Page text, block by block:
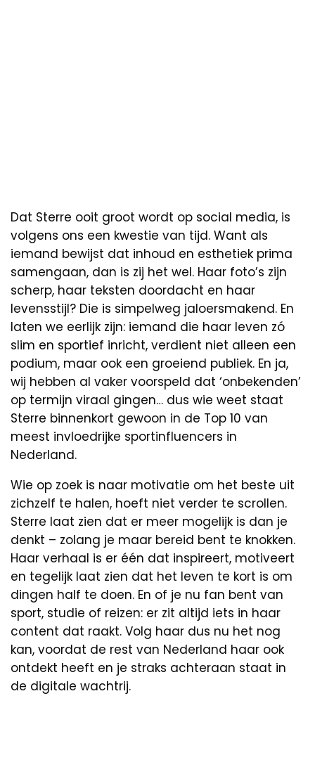
Dat Sterre ooit groot wordt op social media, is
volgens ons een kwestie van tijd. Want als
iemand bewijst dat inhoud en esthetiek prima
samengaan, dan is zij het wel. Haar foto’s zijn
scherp, haar teksten doordacht en haar
levensstijl? Die is simpelweg jaloersmakend. En
laten we eerlijk zijn: iemand die haar leven zó
slim en sportief inricht, verdient niet alleen een
podium, maar ook een groeiend publiek. En ja,
wij hebben al vaker voorspeld dat ‘onbekenden’
op termijn viraal gingen… dus wie weet staat
Sterre binnenkort gewoon in de Top 10 van
meest invloedrijke sportinfluencers in
Nederland.
Wie op zoek is naar motivatie om het beste uit
zichzelf te halen, hoeft niet verder te scrollen.
Sterre laat zien dat er meer mogelijk is dan je
denkt – zolang je maar bereid bent te knokken.
Haar verhaal is er één dat inspireert, motiveert
en tegelijk laat zien dat het leven te kort is om
dingen half te doen. En of je nu fan bent van
sport, studie of reizen: er zit altijd iets in haar
content dat raakt. Volg haar dus nu het nog
kan, voordat de rest van Nederland haar ook
ontdekt heeft en je straks achteraan staat in
de digitale wachtrij.